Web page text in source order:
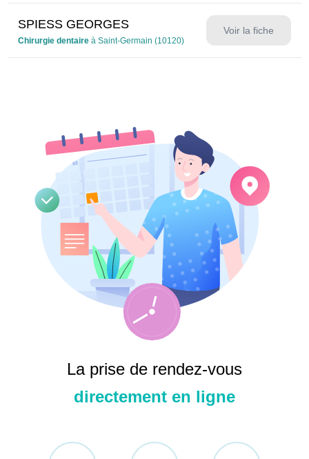
SPIESS GEORGES
Chirurgie dentaire à Saint-Germain (10120)
Voir la fiche
La prise de rendez-vous
directement en ligne
Identifiant
Mot de passe
Se souvenir de moi